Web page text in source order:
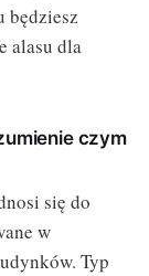
będziesz
alasu dla
czym
się do
w
Typ